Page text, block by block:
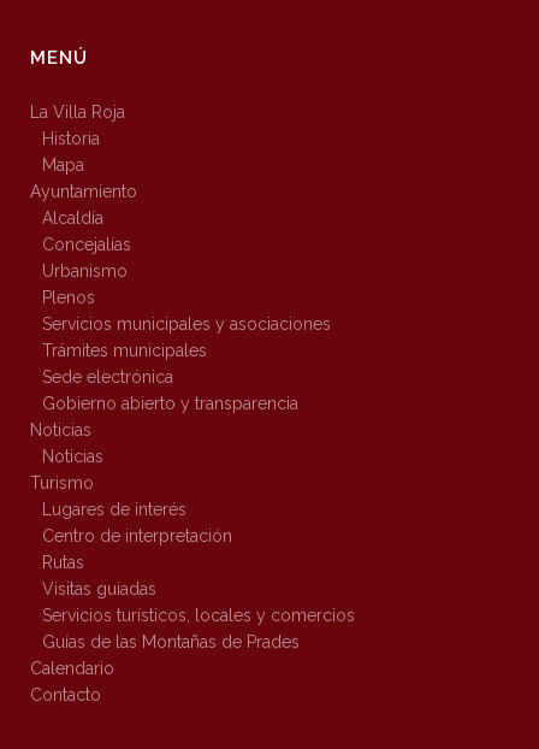
MENÚ
La Villa Roja
Historia
Mapa
Ayuntamiento
Alcaldía
Concejalías
Urbanismo
Plenos
Servicios municipales y asociaciones
Trámites municipales
Sede electrónica
Gobierno abierto y transparencia
Noticias
Noticias
Turismo
Lugares de interés
Centro de interpretación
Rutas
Visitas guiadas
Servicios turísticos, locales y comercios
Guías de las Montañas de Prades
Calendario
Contacto